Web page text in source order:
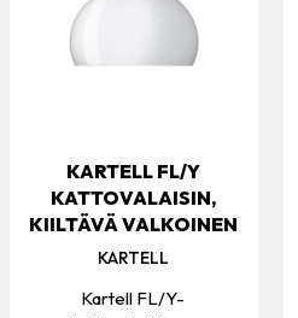
KARTELL FL/Y
KATTOVALAISIN,
KIILTÄVÄ VALKOINEN
KARTELL
Kartell FL/Y-